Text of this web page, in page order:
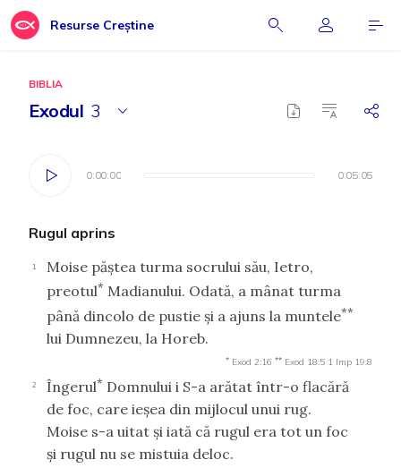
Resurse Creștine
BIBLIA
Exodul 3
0:00:00 0:05:05
0:00:00 0:05:05
Rugul aprins
1
Moise păştea turma socrului său, Ietro,
preotul* Madianului. Odată, a mânat turma
până dincolo de pustie şi a ajuns la muntele**
lui Dumnezeu, la Horeb.
* Exod 2:16 ** Exod 18:5 1 Imp 19:8
2 Îngerul* Domnului i S-a arătat într-o flacără
de foc, care ieşea din mijlocul unui rug.
Moise s-a uitat şi iată că rugul era tot un foc
şi rugul nu se mistuia deloc.